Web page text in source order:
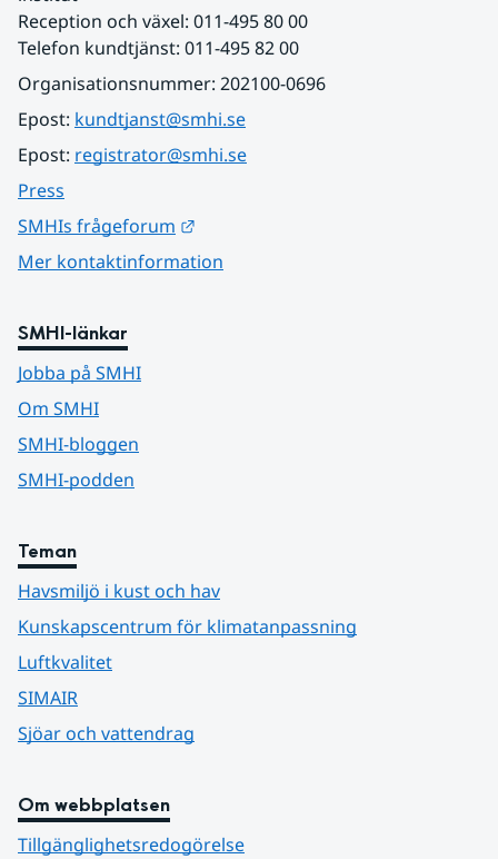
Reception och växel: 011-495 80 00
Telefon kundtjänst: 011-495 82 00
Organisationsnummer: 202100-0696
Epost: kundtjanst@smhi.se
Epost: registrator@smhi.se
Press
SMHIs frågeforum
Mer kontaktinformation
SMHI-länkar
Jobba på SMHI
Om SMHI
SMHI-bloggen
SMHI-podden
Teman
Havsmiljö i kust och hav
Kunskapscentrum för klimatanpassning
Luftkvalitet
SIMAIR
Sjöar och vattendrag
Om webbplatsen
Tillgänglighetsredogörelse